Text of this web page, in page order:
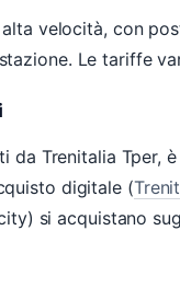
velocità, con
Le tariffe
da Trenitalia Tper,
digitale (
si acquistano